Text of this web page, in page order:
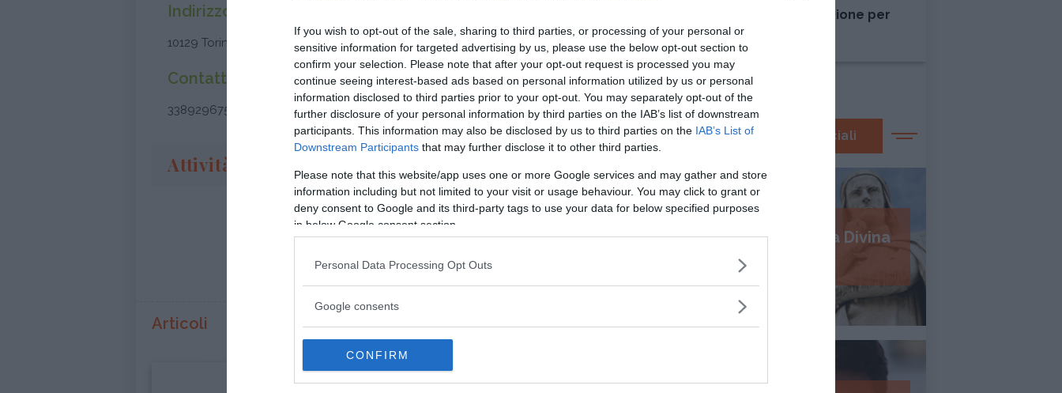
If you wish to opt-out of the sale, sharing to third parties, or processing of your personal or
sensitive information for targeted advertising by us, please use the below opt-out section to
confirm your selection. Please note that after your opt-out request is processed you may
continue seeing interest-based ads based on personal information utilized by us or personal
information disclosed to third parties prior to your opt-out. You may separately opt-out of the
further disclosure of your personal information by third parties on the IAB’s list of downstream
participants. This information may also be disclosed by us to third parties on the IAB’s List of
Downstream Participants that may further disclose it to other third parties.
Please note that this website/app uses one or more Google services and may gather and store
information including but not limited to your visit or usage behaviour. You may click to grant or
deny consent to Google and its third-party tags to use your data for below specified purposes
in below Google consent section.
Personal Data Processing Opt Outs
Google consents
CONFIRM
Indirizzo
10129 Torino (Torino) - Piemonte
Contatti
3389296756
Attività
Articoli
Liberarsi dall'ossessione per
una persona
I nostri speciali
Psicologia della Divina
Commedia